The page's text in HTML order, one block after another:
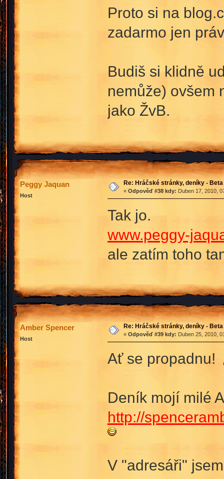
Proto si na
zadarmo jen
Budiš si klidně
nemůže) ovšem
jako ŽvB.
Peggy Jaquan
Host
Re: Hráčské stránky, deníky - Beta
« Odpověď #38 kdy: Duben 17, 2010,
Tak jo.
www.peggy-
ale zatím toho
Amber Spencer
Host
Re: Hráčské stránky, deníky - Beta
« Odpověď #39 kdy: Duben 25, 2010,
Ať se propadnu!
Deník mojí milé
http://
V "adresáři"